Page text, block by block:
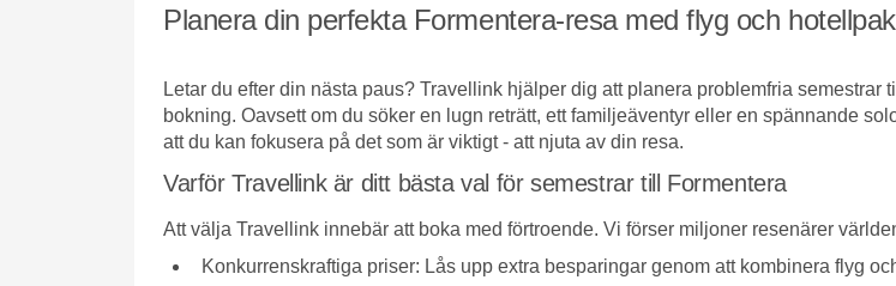
Planera din perfekta Formentera-resa med flyg och
Letar du efter din nästa paus? Travellink hjälper dig att planera problemfria
bokning. Oavsett om du söker en lugn reträtt, ett familjeäventyr eller en spännande
att du kan fokusera på det som är viktigt - att njuta av din resa.
Varför Travellink är ditt bästa val för semestrar till Formentera
Att välja Travellink innebär att boka med förtroende. Vi förser miljoner resenärer
Konkurrenskraftiga priser: Lås upp extra besparingar genom att kombinera flyg